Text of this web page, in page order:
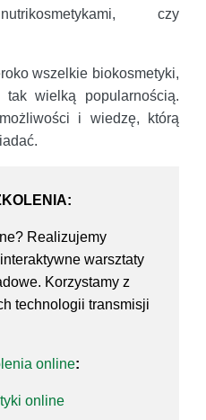
czy
wszelkie biokosmetyki,
wielką popularnością.
i wiedzę, którą
Realizujemy
warsztaty
Korzystamy z
technologii transmisji
online:
online